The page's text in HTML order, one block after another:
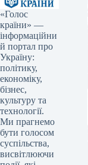
«Голос
країни» —
інформаційни
й портал про
Україну:
політику,
економіку,
бізнес,
культуру та
технології.
Ми прагнемо
бути голосом
суспільства,
висвітлюючи